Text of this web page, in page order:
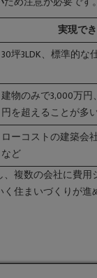
実現で
30坪3LDK、標準的な
建物のみで3,000万
円を超えることが多
ローコストの建築会
など
複数の会社に費用
住まいづくりが進